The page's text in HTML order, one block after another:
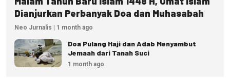
Dianjurkan Perbanyak Doa dan Muhasabah
Neo Jurnalis | 1 month ago
Doa Pulang Haji dan Adab Menyambut
Jemaah dari Tanah Suci
1 month ago